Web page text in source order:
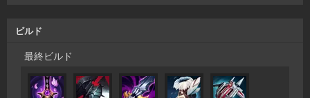
ビルド
最終ビルド